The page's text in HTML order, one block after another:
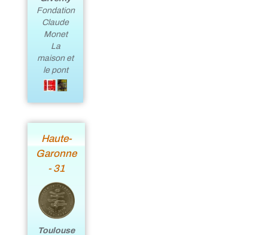
Fondation
Claude
Monet
La
maison et
le pont
Haute-
Garonne
- 31
Toulouse